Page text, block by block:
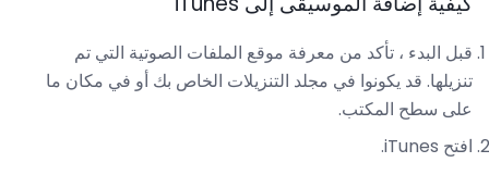
قبل البدء ، تأكد من معرفة موقع الملفات الصوتية التي تم
تنزيلها. قد يكونوا في مجلد التنزيلات الخاص بك أو في مكان ما
على سطح المكتب.
افتح iTunes.